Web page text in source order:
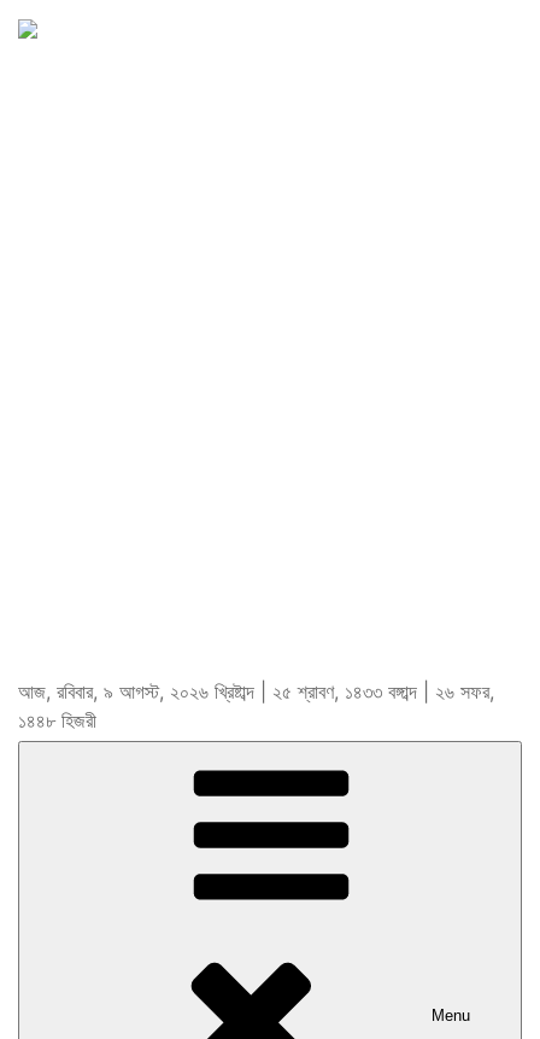
আজ, রবিবার, ৯ আগস্ট, ২০২৬ খ্রিষ্টাব্দ | ২৫ শ্রাবণ, ১৪৩৩ বঙ্গাব্দ | ২৬ সফর,
১৪৪৮ হিজরী
Menu